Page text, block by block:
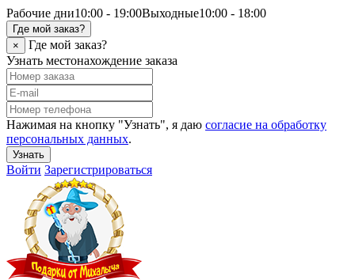
Рабочие дни10:00 - 19:00Выходные10:00 - 18:00
Где мой заказ?
×
Где мой заказ?
Узнать местонахождение заказа
Нажимая на кнопку "Узнать", я даю согласие на обработку
персональных данных.
Узнать
Войти Зарегистрироваться